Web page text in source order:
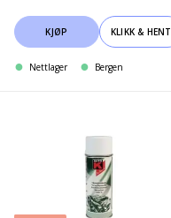
KJØP KLIKK & HENT
Nettlager Bergen